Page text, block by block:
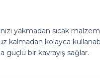
yakmadan sıcak
kalmadan kolayca
güçlü bir kavrayış sağlar.